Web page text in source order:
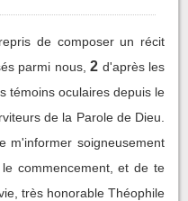
de composer un récit
parmi nous, 2 d'après les
témoins oculaires depuis le
de la Parole de Dieu.
m'informer soigneusement
commencement, et de te
très honorable Théophile